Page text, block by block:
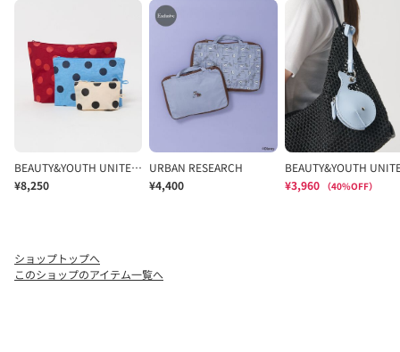
ショップトップへ
このショップのアイテム一覧へ